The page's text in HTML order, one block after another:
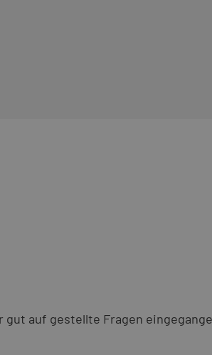
sagen
auf gestellte Fragen